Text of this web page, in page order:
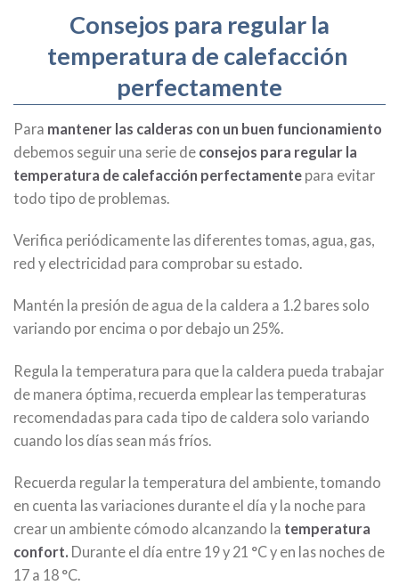
Consejos para regular la
temperatura de calefacción
perfectamente
Para mantener las calderas con un buen funcionamiento
debemos seguir una serie de consejos para regular la
temperatura de calefacción perfectamente para evitar
todo tipo de problemas.
Verifica periódicamente las diferentes tomas, agua, gas,
red y electricidad para comprobar su estado.
Mantén la presión de agua de la caldera a 1.2 bares solo
variando por encima o por debajo un 25%.
Regula la temperatura para que la caldera pueda trabajar
de manera óptima, recuerda emplear las temperaturas
recomendadas para cada tipo de caldera solo variando
cuando los días sean más fríos.
Recuerda regular la temperatura del ambiente, tomando
en cuenta las variaciones durante el día y la noche para
crear un ambiente cómodo alcanzando la temperatura
confort. Durante el día entre 19 y 21 °C y en las noches de
17 a 18 °C.